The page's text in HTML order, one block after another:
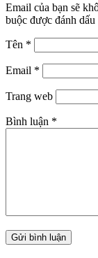
Email của bạn sẽ
buộc được đánh dấu
Tên *
Email *
Trang web
Bình luận *